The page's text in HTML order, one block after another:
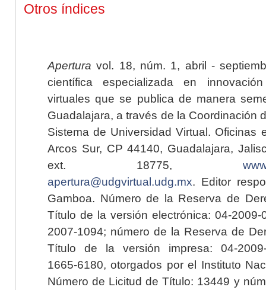
Otros índices
Apertura vol. 18, núm. 1, abril -
científica especializada en
virtuales que se publica de manera
Guadalajara, a través de la Coordinación
Sistema de Universidad Virtual. Oficinas
Arcos Sur, CP 44140, Guadalajara,
ext. 18775,
apertura@udgvirtual.udg.mx. Editor
Gamboa. Número de la Reserva de
Título de la versión electrónica: 04-2009-
2007-1094; número de la Reserva de
Título de la versión impresa: 04-2009-
1665-6180, otorgados por el Instituto
Número de Licitud de Título: 13449 y